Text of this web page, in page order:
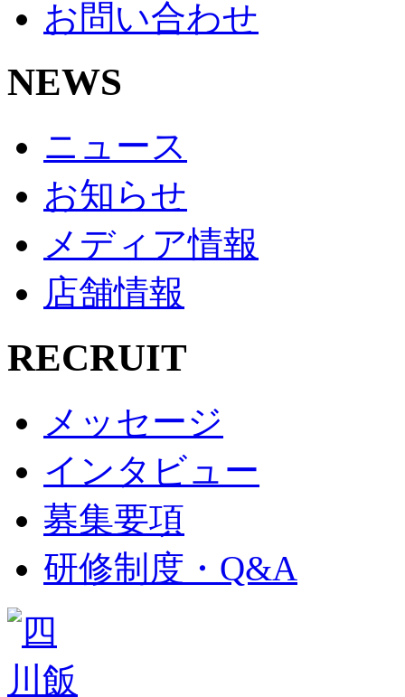
お問い合わせ
NEWS
ニュース
お知らせ
メディア情報
店舗情報
RECRUIT
メッセージ
インタビュー
募集要項
研修制度・Q&A